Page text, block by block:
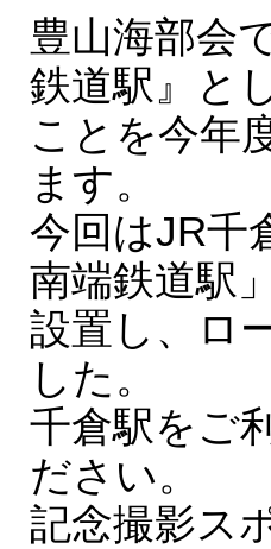
豊山海部会
鉄道駅』と
ことを今年
ます。
今回はJR千
南端鉄道駅
設置し、ロ
した。
千倉駅をご
ださい。
記念撮影ス